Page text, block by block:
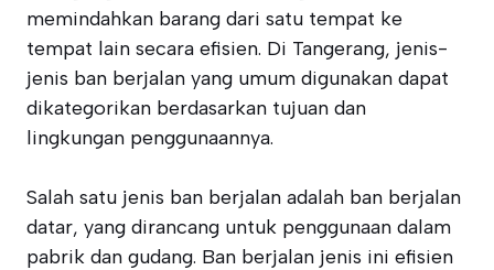
memindahkan barang dari satu tempat ke
tempat lain secara efisien. Di Tangerang, jenis-
jenis ban berjalan yang umum digunakan dapat
dikategorikan berdasarkan tujuan dan
lingkungan penggunaannya.
Salah satu jenis ban berjalan adalah ban berjalan
datar, yang dirancang untuk penggunaan dalam
pabrik dan gudang. Ban berjalan jenis ini efisien